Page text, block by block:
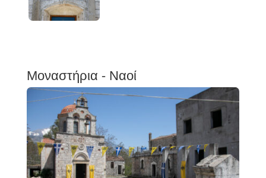
Μοναστήρια - Ναοί